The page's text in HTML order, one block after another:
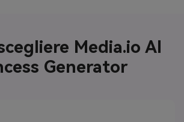
Media.io AI
Generator